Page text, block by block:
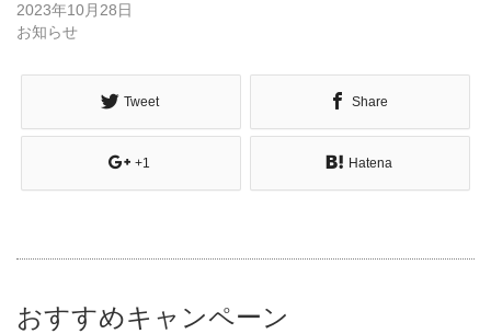
2023年10月28日
お知らせ
Tweet Share
+1 Hatena
おすすめキャンペーン